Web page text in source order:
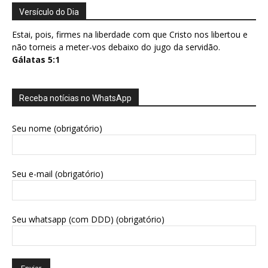
Versículo do Dia
Estai, pois, firmes na liberdade com que Cristo nos libertou e
não torneis a meter-vos debaixo do jugo da servidão.
Gálatas 5:1
Receba notícias no WhatsApp
Seu nome (obrigatório)
Seu e-mail (obrigatório)
Seu whatsapp (com DDD) (obrigatório)